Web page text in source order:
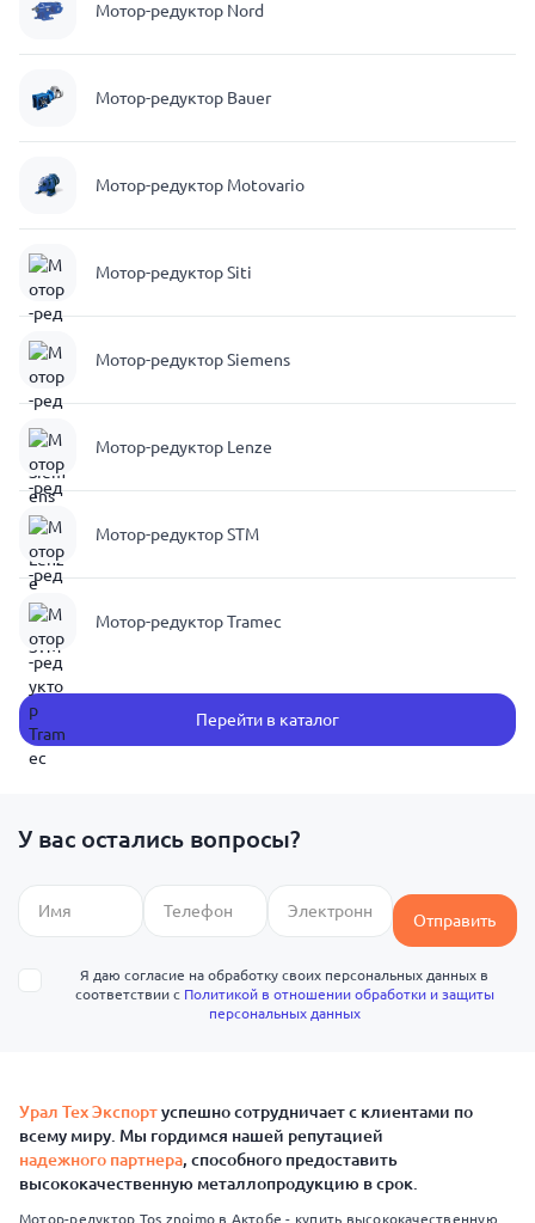
Мотор-редуктор Nord
Мотор-редуктор Bauer
Мотор-редуктор Motovario
Мотор-редуктор Siti
Мотор-редуктор Siemens
Мотор-редуктор Lenze
Мотор-редуктор STM
Мотор-редуктор Tramec
Перейти в каталог
У вас остались вопросы?
Отправить
Я даю согласие на обработку своих персональных данных в
соответствии с Политикой в отношении обработки и защиты
персональных данных
Урал Тех Экспортуспешно сотрудничает с клиентами по
всему миру. Мы гордимся нашей репутацией
надежного партнера, способного предоставить
высококачественную металлопродукцию в срок.
Мотор-редуктор Tos znojmo в Актобе - купить высококачественную